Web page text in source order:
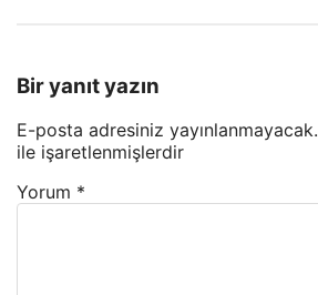
Bir yanıt yazın
E-posta adresiniz yayınlanmayacak.
ile işaretlenmişlerdir
Yorum *